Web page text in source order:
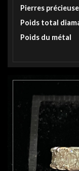
Pierres
Poids total
Poids du métal